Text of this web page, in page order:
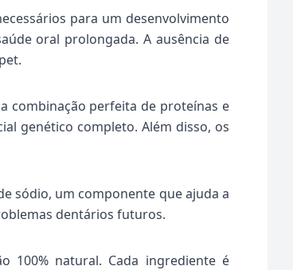
para um desenvolvimento
oral prolongada. A ausência de
combinação perfeita de proteínas e
genético completo. Além disso, os
sódio, um componente que ajuda a
dentários futuros.
100% natural. Cada ingrediente é